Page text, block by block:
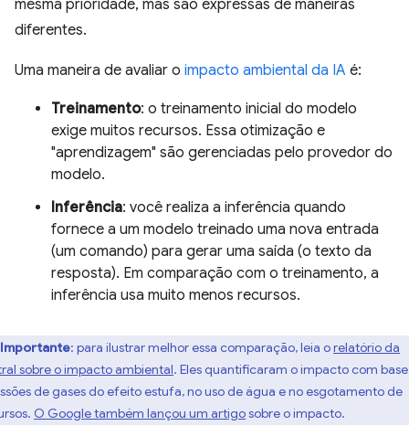
mesma prioridade, mas são expressas de maneiras
diferentes.
Uma maneira de avaliar o impacto ambiental da IA é:
Treinamento: o treinamento inicial do modelo
exige muitos recursos. Essa otimização e
"aprendizagem" são gerenciadas pelo provedor do
modelo.
Inferência: você realiza a inferência quando
fornece a um modelo treinado uma nova entrada
(um comando) para gerar uma saída (o texto da
resposta). Em comparação com o treinamento, a
inferência usa muito menos recursos.
Importante: para ilustrar melhor essa comparação, leia orelatório da
sobre o impacto ambiental. Eles quantificaram o impacto com
de gases do efeito estufa, no uso de água e no esgotamento de
O Google também lançou um artigosobre o impacto.